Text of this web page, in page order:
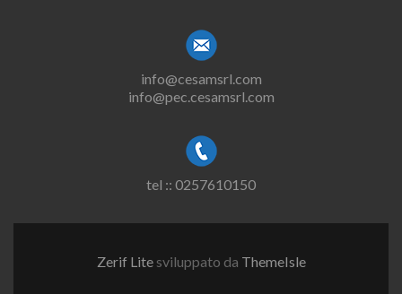
info@cesamsrl.com
info@pec.cesamsrl.com
tel :: 0257610150
Zerif Lite sviluppato da ThemeIsle